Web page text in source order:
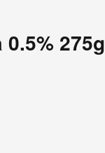
275g